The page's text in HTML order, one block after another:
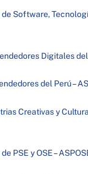
Software,
Digitales del
del Perú –
Creativas y
PSE y OSE –